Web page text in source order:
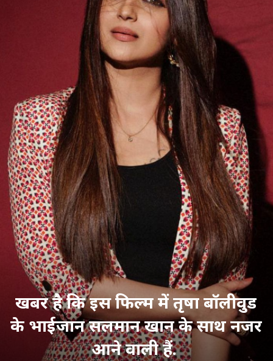
खबर है कि इस फिल्म में तृषा बॉलीवुड
के भाईजान सलमान खान के साथ नजर
आने वाली हैं.